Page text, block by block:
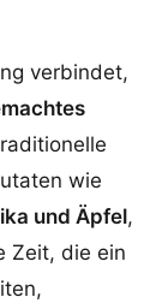
verbindet,
wie
und Äpfel,
Zeit, die ein